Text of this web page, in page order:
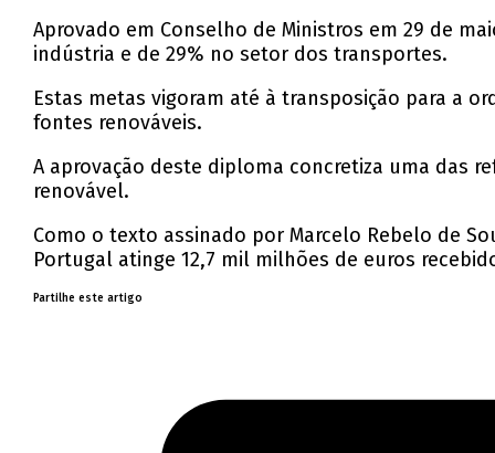
Aprovado em Conselho de Ministros em 29 de
indústria e de 29% no setor dos transportes.
Estas metas vigoram até à transposição para a
fontes renováveis.
A aprovação deste diploma concretiza uma das
renovável.
Como o texto assinado por Marcelo Rebelo de
Portugal atinge 12,7 mil milhões de euros
Partilhe este artigo